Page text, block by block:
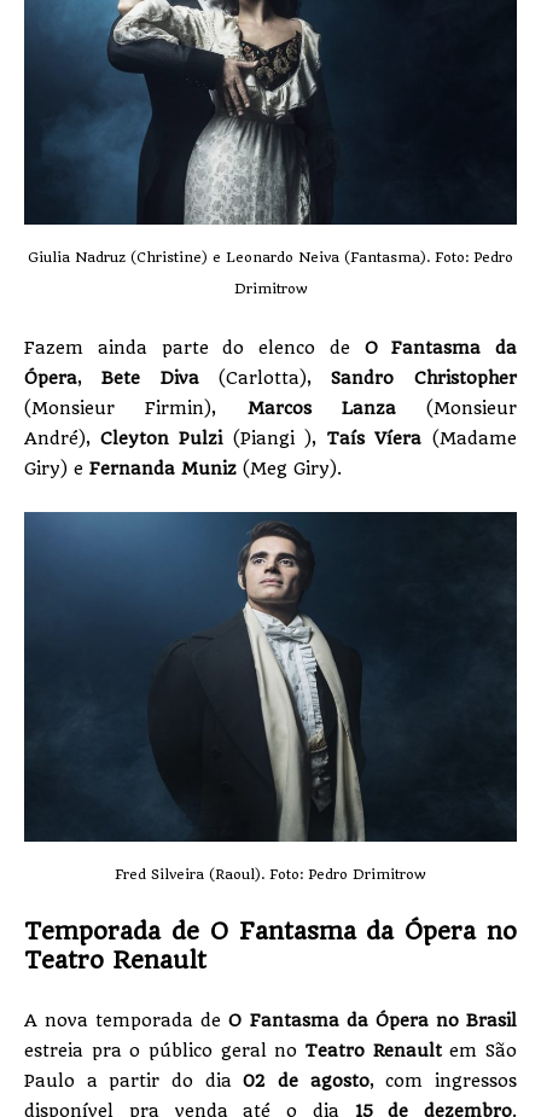
Giulia Nadruz (Christine) e Leonardo Neiva (Fantasma). Foto: Pedro
Drimitrow
Fazem ainda parte do elenco de O Fantasma da
Ópera, Bete Diva(Carlotta),Sandro Christopher
(Monsieur Firmin), Marcos Lanza(Monsieur
André), Cleyton Pulzi(Piangi ), Taís Víera (Madame
Giry) e Fernanda Muniz (Meg Giry).
Fred Silveira (Raoul). Foto: Pedro Drimitrow
Temporada de O Fantasma da Ópera no
Teatro Renault
A nova temporada deO Fantasma da Ópera no Brasil
estreia pra o público geral no Teatro Renaultem São
Paulo a partir do dia02 de agosto, com ingressos
disponível pra venda até o dia 15 de dezembro.